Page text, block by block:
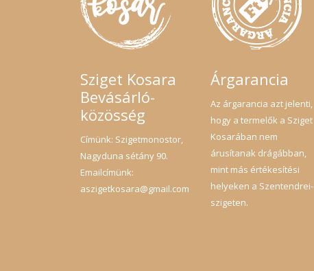
Sziget Kosara
Bevásárló-
közösség
Címünk: Szigetmonostor,
Nagyduna sétány 90.
Emailcímünk:
aszigetkosara@gmail.com
Árgarancia
Az árgarancia azt jelenti,
hogy a termelők a Sziget
Kosarában nem
árusítanak drágábban,
mint más értékesítési
helyeken a Szentendrei-
szigeten.